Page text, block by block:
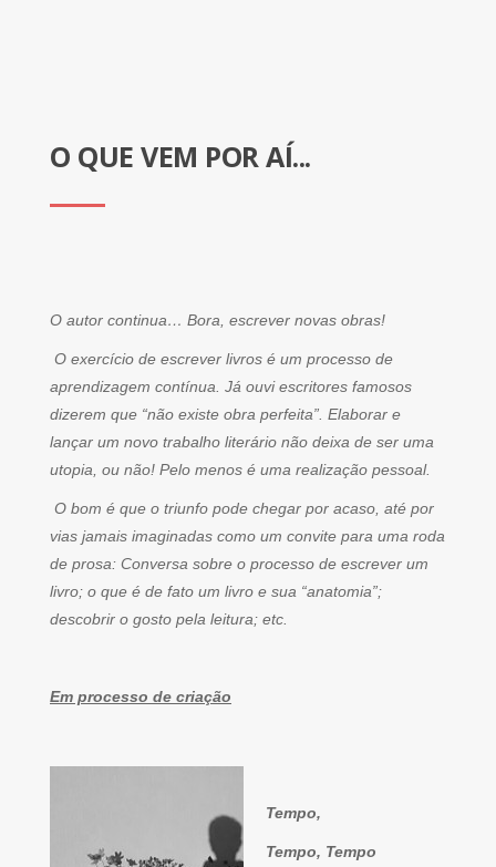
O QUE VEM POR AÍ...
O autor continua… Bora, escrever novas obras!
O exercício de escrever livros é um processo de
aprendizagem contínua. Já ouvi escritores famosos
dizerem que “não existe obra perfeita”. Elaborar e
lançar um novo trabalho literário não deixa de ser uma
utopia, ou não! Pelo menos é uma realização pessoal.
O bom é que o triunfo pode chegar por acaso, até por
vias jamais imaginadas como um convite para uma roda
de prosa: Conversa sobre o processo de escrever um
livro; o que é de fato um livro e sua “anatomia”;
descobrir o gosto pela leitura; etc.
Em processo de criação
Tempo,
Tempo, Tempo